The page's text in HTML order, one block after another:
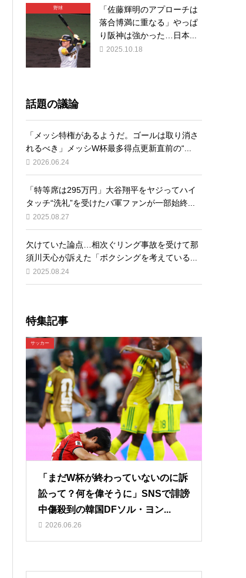
野球
「佐藤輝明のアプローチは
落合博満に重なる」やっぱ
り阪神は強かった…日本...
2025.10.18
話題の議論
「メッシ特権があるようだ。ゴールは取り消さ
れるべき」メッシW杯最多得点更新直前の“...
2026.06.24
「特等席は295万円」大谷翔平をヤジってハイ
タッチ“洗礼”を受けたパ軍ファンが一部始終...
2025.08.27
欠けていた論点…相次ぐリング事故を受けて那
須川天心が訴えた「ボクシングを考えている...
2025.08.24
特集記事
サッカー
「まだW杯が終わっていないのに訴
訟って？何を偉そうに」SNSで誹謗
中傷殺到の韓国DFソル・ヨン...
2026.06.26